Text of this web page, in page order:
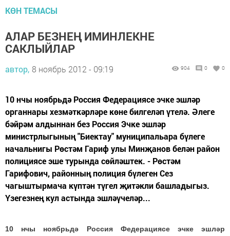
КӨН ТЕМАСЫ
АЛАР БЕЗНЕҢ ИМИНЛЕКНЕ
САКЛЫЙЛАР
автор, 8 ноябрь 2012 - 09:19 904 0 0
10 нчы ноябрьдә Россия Федерациясе эчке эшләр
органнары хезмәткәрләре көне билгеләп үтелә. Әлеге
бәйрәм алдыннан без Россия Эчке эшләр
министрлыгының "Биектау" муниципальара бүлеге
начальнигы Рөстәм Гариф улы Минҗанов белән район
полициясе эше турында сөйләштек. - Рөстәм
Гарифович, районның полиция бүлеген Сез
чагыштырмача күптән түгел җитәкли башладыгыз.
Үзегезнең кул астында эшләүчеләр...
10 нчы ноябрьдә Россия Федерациясе эчке эшләр